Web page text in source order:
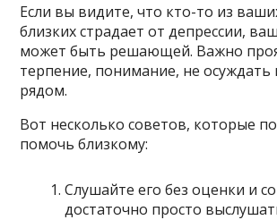
Если вы видите, что кто-то из
близких страдает от депрессии,
может быть решающей. Важно
терпение, понимание, не осуждать
рядом.
Вот несколько советов, которые
помочь близкому:
Слушайте его без оценки и
достаточно просто